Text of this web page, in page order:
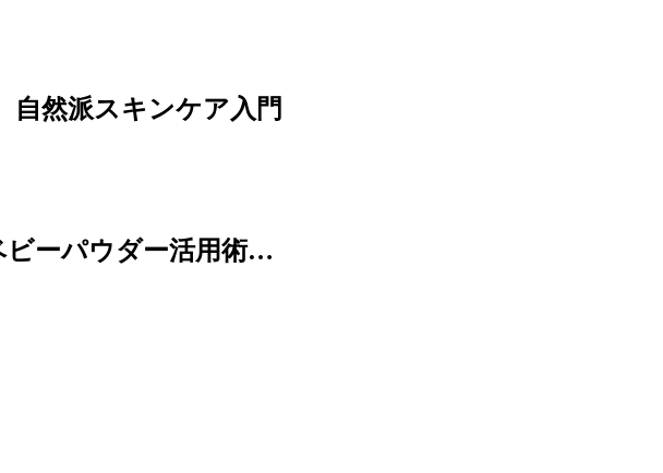
然派スキンケア入門
ビーパウダー活用術…